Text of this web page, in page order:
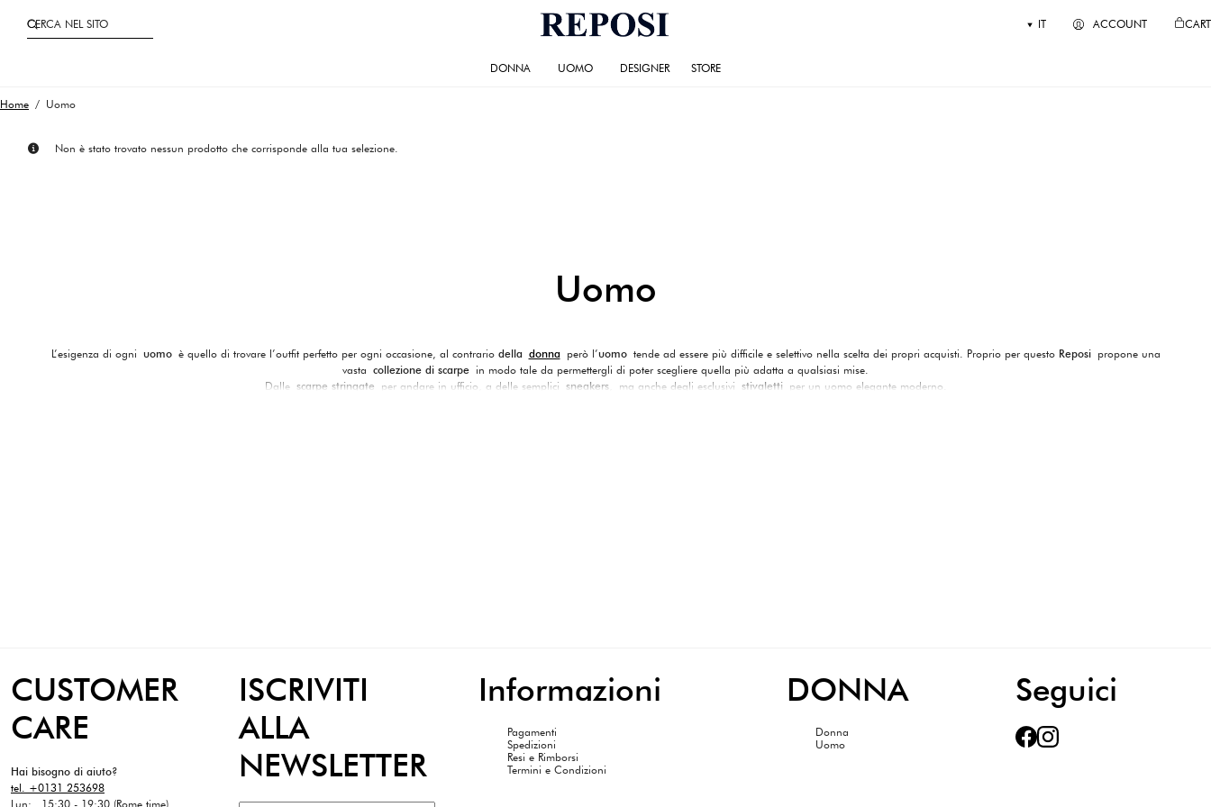
CERCA NEL SITO IT ACCOUNT CART
DONNA UOMO DESIGNER STORE
Home / Uomo
Non è stato trovato nessun prodotto che corrisponde alla tua selezione.
Uomo
L’esigenza di ogni uomo è quello di trovare l’outfit perfetto per ogni occasione, al contrario della donna però l’uomo tende ad essere più difficile e selettivo nella scelta dei propri acquisti. Proprio per questo Reposi propone una
vasta collezione di scarpe in modo tale da permettergli di poter scegliere quella più adatta a qualsiasi mise.
Dalle scarpe stringate per andare in ufficio, a delle semplici sneakers ma anche degli esclusivi stivaletti per un uomo elegante moderno.
CUSTOMER
CARE
Hai bisogno di aiuto?
tel. +0131 253698
Lun: 15:30 - 19:30 (Rome time)
ISCRIVITI
ALLA
NEWSLETTER
Informazioni
Pagamenti
Spedizioni
Resi e Rimborsi
Termini e Condizioni
DONNA
Donna
Uomo
Seguici